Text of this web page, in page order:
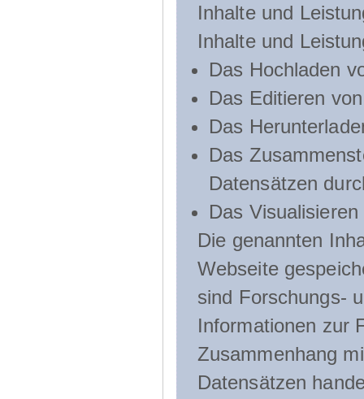
Inhalte und
Inhalte und
Das Hochladen
Das Editieren
Das
Das
Datensätzen
Das
Die genannten
Webseite
sind Forschungs-
Informationen zur
Zusammenhang
Datensätzen